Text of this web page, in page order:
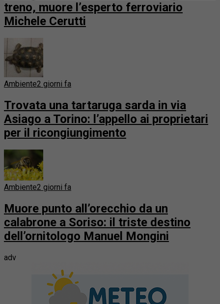
treno, muore l’esperto ferroviario
Michele Cerutti
Ambiente2 giorni fa
Trovata una tartaruga sarda in via
Asiago a Torino: l’appello ai proprietari
per il ricongiungimento
Ambiente2 giorni fa
Muore punto all’orecchio da un
calabrone a Soriso: il triste destino
dell’ornitologo Manuel Mongini
adv